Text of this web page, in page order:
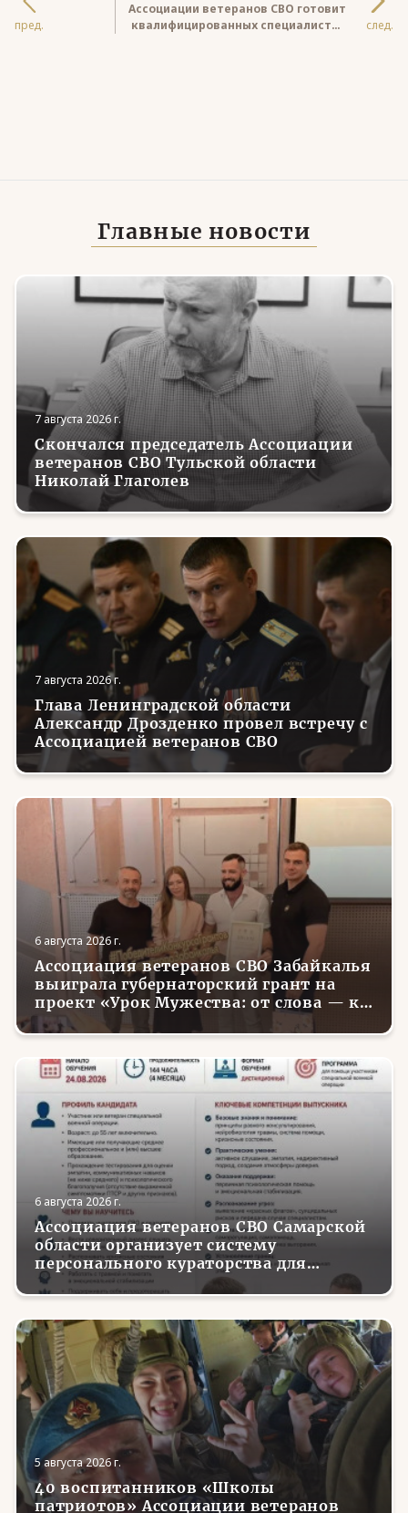
пред.
Ассоциации ветеранов СВО готовит
квалифицированных специалистов
след.
Главные новости
7 августа 2026 г.
Скончался председатель Ассоциации
ветеранов СВО Тульской области
Николай Глаголев
7 августа 2026 г.
Глава Ленинградской области
Александр Дрозденко провел встречу с
Ассоциацией ветеранов СВО
6 августа 2026 г.
Ассоциация ветеранов СВО Забайкалья
выиграла губернаторский грант на
проект «Урок Мужества: от слова — к
делу»
6 августа 2026 г.
Ассоциация ветеранов СВО Самарской
области организует систему
персонального кураторства для
трудоустройства и социализации
вернувшихся с фронта бойцов
5 августа 2026 г.
40 воспитанников «Школы
патриотов» Ассоциации ветеранов